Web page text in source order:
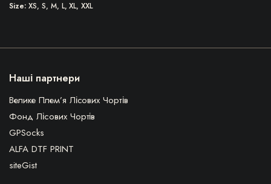
Size XS, S, M, L, XL, XXL
Наші партнери
Велике Плем’я Лісових Чортів
Фонд Лісових Чортів
GPSocks
ALFA DTF PRINT
siteGist